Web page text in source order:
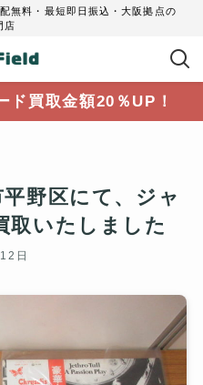
無料・最短即日振込・大阪拠点の
店
ド買取金額20％UP！
平野区にて、ジャ
取いたしました
日